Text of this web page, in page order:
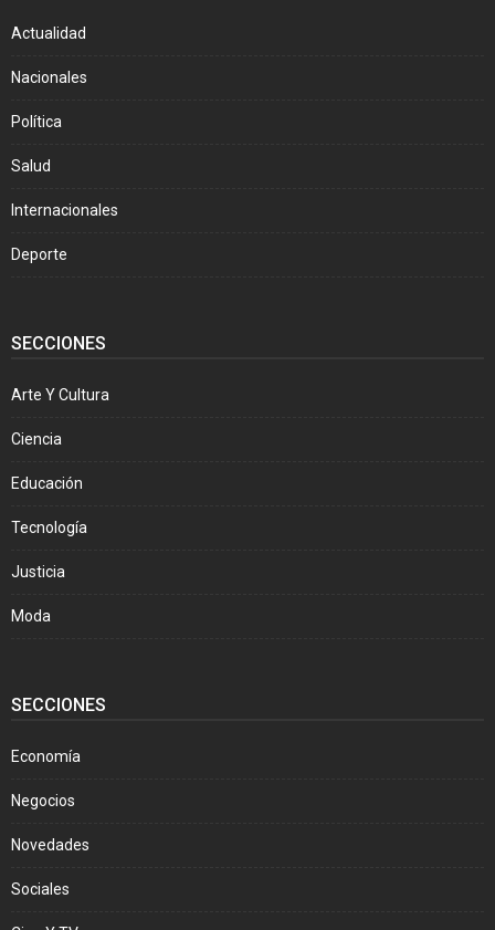
Actualidad
Nacionales
Política
Salud
Internacionales
Deporte
SECCIONES
Arte Y Cultura
Ciencia
Educación
Tecnología
Justicia
Moda
SECCIONES
Economía
Negocios
Novedades
Sociales